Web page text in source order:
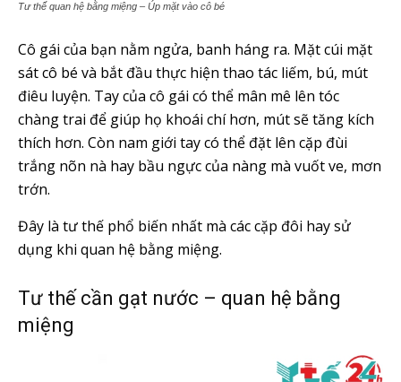
Tư thế quan hệ bằng miệng – Úp mặt vào cô bé
Cô gái của bạn nằm ngửa, banh háng ra. Mặt cúi mặt
sát cô bé và bắt đầu thực hiện thao tác liếm, bú, mút
điêu luyện. Tay của cô gái có thể mân mê lên tóc
chàng trai để giúp họ khoái chí hơn, mút sẽ tăng kích
thích hơn. Còn nam giới tay có thể đặt lên cặp đùi
trắng nõn nà hay bầu ngực của nàng mà vuốt ve, mơn
trớn.
Đây là tư thế phổ biến nhất mà các cặp đôi hay sử
dụng khi quan hệ bằng miệng.
Tư thế cần gạt nước – quan hệ bằng
miệng